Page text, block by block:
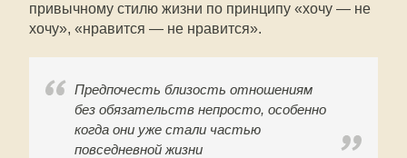
привычному стилю жизни по принципу «хочу — не
хочу», «нравится — не нравится».
Предпочесть близость отношениям
без обязательств непросто, особенно
когда они уже стали частью
повседневной жизни